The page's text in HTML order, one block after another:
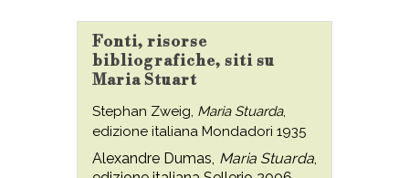
Fonti, risorse
bibliografiche, siti su
Maria Stuart
Stephan Zweig, Maria Stuarda,
edizione italiana Mondadori 1935
Alexandre Dumas, Maria Stuarda,